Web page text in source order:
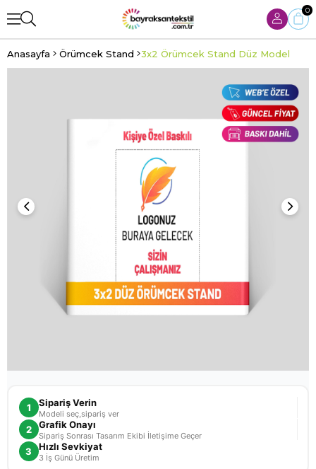
0
Anasayfa Örümcek Stand 3x2 Örümcek Stand Düz Model
1 Sipariş Verin
Modeli seç,sipariş ver
2 Grafik Onayı
Sipariş Sonrası Tasarım Ekibi İletişime Geçer
3 Hızlı Sevkiyat
3 İş Günü Üretim